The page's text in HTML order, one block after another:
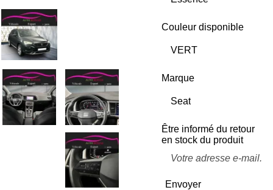
Couleur disponible
Marque
Être informé du retour
en stock du produit
Envoyer